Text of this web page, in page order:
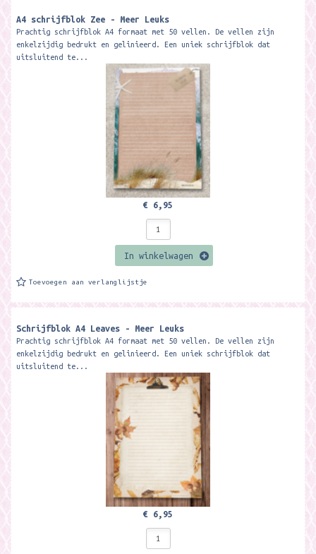
A4 schrijfblok Zee - Meer Leuks
Prachtig schrijfblok A4 formaat met 50 vellen. De vellen zijn
enkelzijdig bedrukt en gelinieerd. Een uniek schrijfblok dat
uitsluitend te...
€ 6,95
In winkelwagen
Toevoegen aan verlanglijstje
Schrijfblok A4 Leaves - Meer Leuks
Prachtig schrijfblok A4 formaat met 50 vellen. De vellen zijn
enkelzijdig bedrukt en gelinieerd. Een uniek schrijfblok dat
uitsluitend te...
€ 6,95